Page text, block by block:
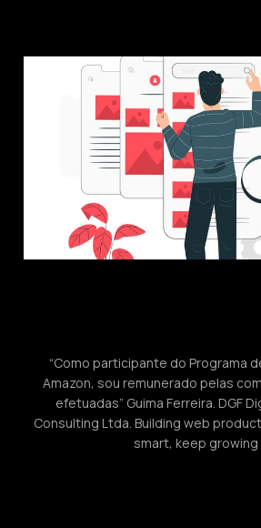
Estratégia de
Sep 26, 20217 min read Members
“Como participante do Programa
Amazon, sou remunerado pelas
efetuadas” Guima Ferreira. DGF
Consulting Ltda. Building web
smart, keep growing